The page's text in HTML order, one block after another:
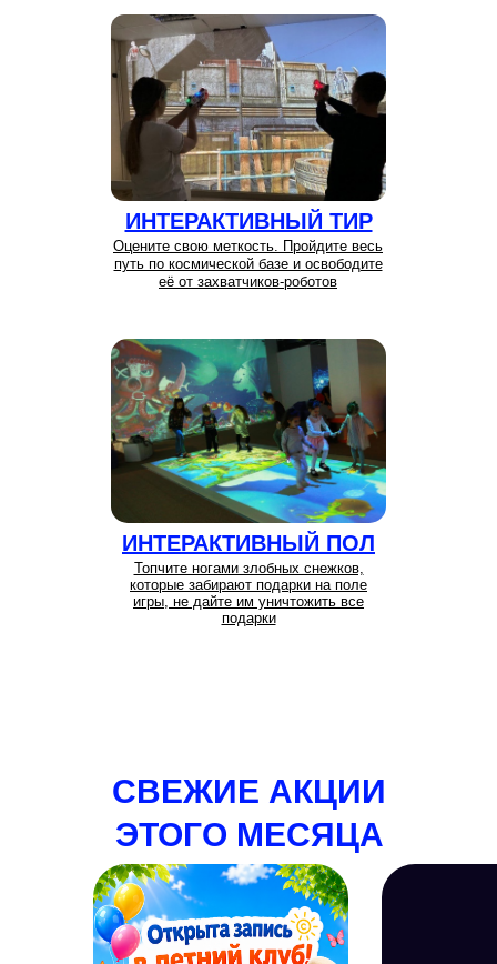
ИНТЕРАКТИВНЫЙ ТИР
Оцените свою меткость. Пройдите весь
путь по космической базе и освободите
её от захватчиков-роботов
ИНТЕРАКТИВНЫЙ ПОЛ
Топчите ногами злобных снежков,
которые забирают подарки на поле
игры, не дайте им уничтожить все
подарки
СВЕЖИЕ АКЦИИ
ЭТОГО МЕСЯЦА